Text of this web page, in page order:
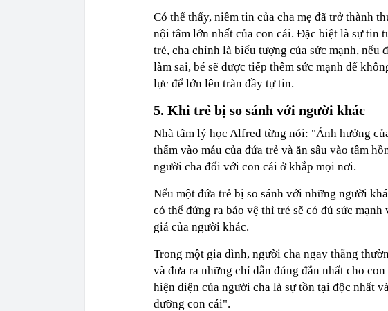
Có thể thấy, niềm tin của cha mẹ đã trở thành
nội tâm lớn nhất của con cái. Đặc biệt là sự tin
trẻ, cha chính là biểu tượng của sức mạnh,
làm sai, bé sẽ được tiếp thêm sức mạnh để
lực để lớn lên tràn đầy tự tin.
5. Khi trẻ bị so sánh với người khác
Nhà tâm lý học Alfred từng nói: "Ảnh hưởng
thấm vào máu của đứa trẻ và ăn sâu vào tâm
người cha đối với con cái ở khắp mọi nơi.
Nếu một đứa trẻ bị so sánh với những người
có thể đứng ra bảo vệ thì trẻ sẽ có đủ sức
giá của người khác.
Trong một gia đình, người cha ngay thẳng
và đưa ra những chỉ dẫn đúng đắn nhất cho
hiện diện của người cha là sự tồn tại độc nhất
dưỡng con cái".